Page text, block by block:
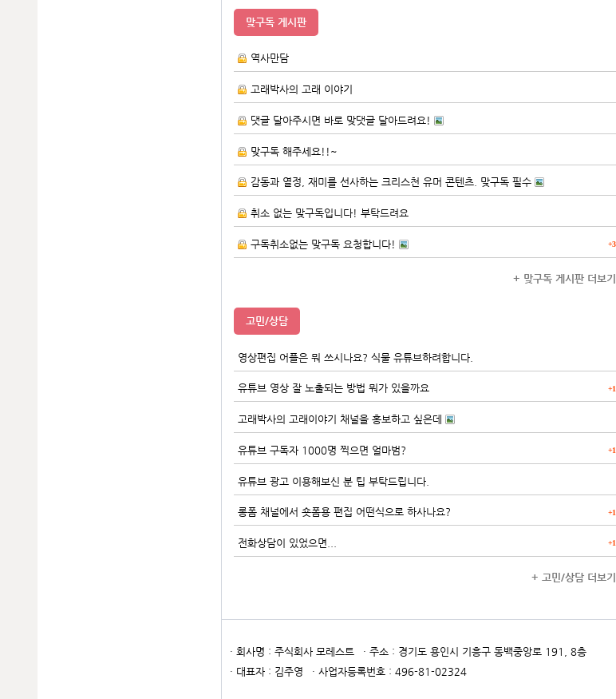
맞구독 게시판
역사만담
고래박사의 고래 이야기
댓글 달아주시면 바로 맞댓글 달아드려요!
맞구독 해주세요!!~
감동과 열정, 재미를 선사하는 크리스천 유머 콘텐츠. 맞구독 필수
취소 없는 맞구독입니다! 부탁드려요
+3
구독취소없는 맞구독 요청합니다!
+ 맞구독 게시판 더보기
고민/상담
영상편집 어플은 뭐 쓰시나요? 식물 유튜브하려합니다.
+1
유튜브 영상 잘 노출되는 방법 뭐가 있을까요
고래박사의 고래이야기 채널을 홍보하고 싶은데
+1
유튜브 구독자 1000명 찍으면 얼마범?
유튜브 광고 이용해보신 분 팁 부탁드립니다.
+1
롱폼 채널에서 숏폼용 편집 어떤식으로 하사나요?
+1
전화상담이 있었으면...
+ 고민/상담 더보기
· 회사명 : 주식회사 모레스트
· 주소 : 경기도 용인시 기흥구 동백중앙로 191, 8층
· 대표자 : 김주영
· 사업자등록번호 : 496-81-02324